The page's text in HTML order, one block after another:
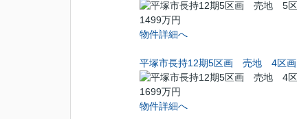
1499万円
物件詳細へ
平塚市長持12期5区画 売地 4区画
1699万円
物件詳細へ